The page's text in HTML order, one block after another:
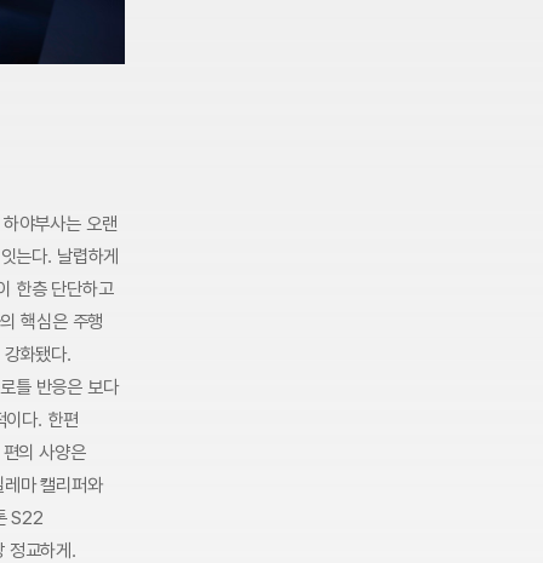
야부사는 오랜
는다. 날렵하게
한층 단단하고
핵심은 주행
화됐다.
틀 반응은 보다
이다. 한편
의 사양은
마 캘리퍼와
S22
정교하게.